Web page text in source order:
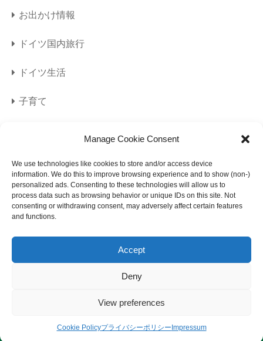
Manage Cookie Consent
We use technologies like cookies to store and/or access device
information. We do this to improve browsing experience and to show (non-)
personalized ads. Consenting to these technologies will allow us to
process data such as browsing behavior or unique IDs on this site. Not
consenting or withdrawing consent, may adversely affect certain features
and functions.
Accept
Deny
View preferences
Cookie Policyプライバシーポリシー Impressum
お出かけ情報
ドイツ国内旅行
ドイツ生活
子育て
海外旅行
美容
免責事項
© 2023 になメモ.